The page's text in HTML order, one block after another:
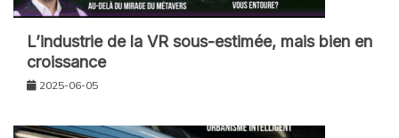
L’industrie de la VR sous-estimée, mais bien en
croissance
2025-06-05